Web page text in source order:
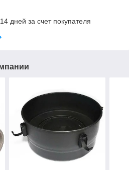
дней за счет покупателя